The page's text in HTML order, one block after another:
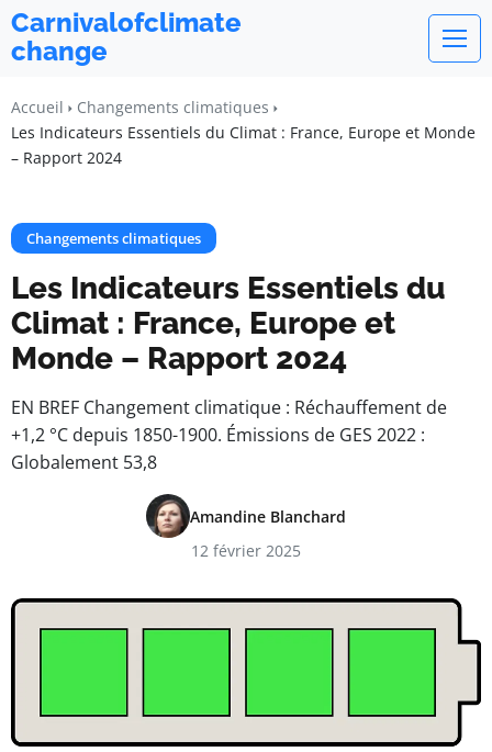
Carnivalofclimate
change
Accueil
Changements climatiques
Les Indicateurs Essentiels du Climat : France, Europe et Monde
– Rapport 2024
Changements climatiques
Les Indicateurs Essentiels du
Climat : France, Europe et
Monde – Rapport 2024
EN BREF Changement climatique : Réchauffement de
+1,2 °C depuis 1850-1900. Émissions de GES 2022 :
Globalement 53,8
Amandine Blanchard
12 février 2025